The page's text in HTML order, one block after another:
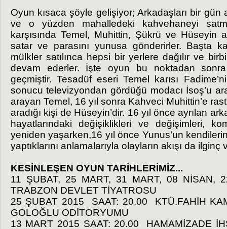
Oyun kısaca şöyle gelişiyor; Arkadaşları bir gün
ve o yüzden mahalledeki kahvehaneyi
karşısında Temel, Muhittin, Şükrü ve Hüseyin
satar ve parasını yunusa gönderirler. Başta
mülkler satılınca hepsi bir yerlere dağılır ve
devam ederler. İşte oyun bu noktadan
geçmiştir. Tesadüf eseri Temel karısı
sonucu televizyondan gördüğü modacı İsoş’u
arayan Temel, 16 yıl sonra Kahveci Muhittin’e
aradığı kişi de Hüseyin’dir. 16 yıl önce ayrılan
hayatlarındaki değişiklikleri ve değişimleri,
yeniden yaşarken,16 yıl önce Yunus’un
yaptıklarını anlamalarıyla olayların akışı da
KESİNLEŞEN OYUN TARİHLERİMİZ...
11 ŞUBAT, 25 MART, 31 MART, 08 NİSAN,
TRABZON DEVLET TİYATROSU
25 ŞUBAT 2015 SAAT: 20.00 KTÜ.FAHİH
GOLOĞLU ODİTORYUMU
13 MART 2015 SAAT: 20.00 HAMAMİZADE